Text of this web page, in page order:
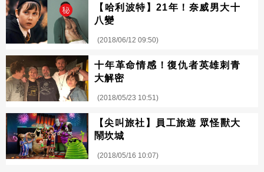
【哈利波特】21年！奈威男大十
八變
(2018/06/12 09:50)
十年革命情感！復仇者英雄刺青
大解密
(2018/05/23 10:51)
【尖叫旅社】員工旅遊 眾怪獸大
鬧坎城
(2018/05/16 10:07)